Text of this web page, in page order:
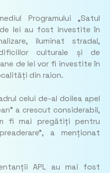
Programului „Satul
de lei au fost investite în
iluminat stradal,
culturale și de
de lei vor fi investite în
din raion.
celui de-al doilea apel
a crescut considerabil,
fi mai pregătiți pentru
a menționat
APL au mai fost